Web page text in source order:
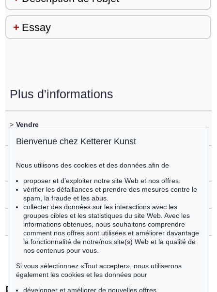
Essay
Plus d'informations
> Vendre
Piero Dorazio
Questions sur l´achat
Contacter l'expert
Bienvenue chez Ketterer Kunst
Nous utilisons des cookies et des données afin de
proposer et d’exploiter notre site Web et nos offres.
vérifier les défaillances et prendre des mesures contre le
spam, la fraude et les abus.
collecter des données sur les interactions avec les
groupes cibles et les statistiques du site Web. Avec les
informations obtenues, nous souhaitons comprendre
comment nos offres sont utilisées et améliorer davantage
la fonctionnalité de notre/nos site(s) Web et la qualité de
nos contenus pour vous.
Si vous sélectionnez «Tout accepter», nous utiliserons
également les cookies et les données pour
développer et améliorer de nouvelles offres.